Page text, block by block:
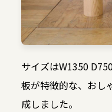
サイズはW1350
板が特徴的な、おし
成しました。